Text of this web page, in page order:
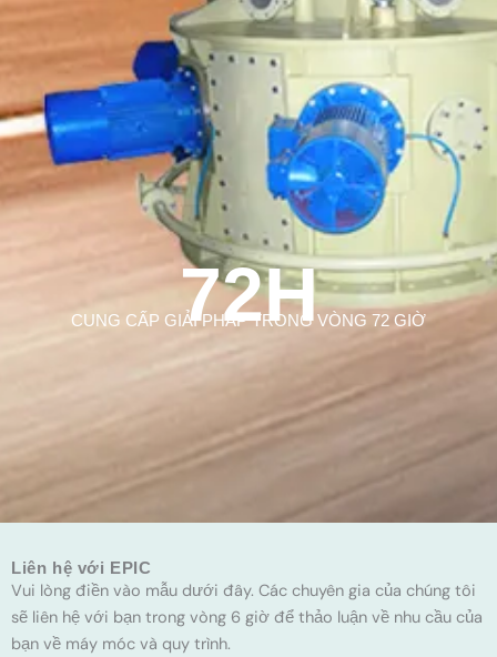
72H
CUNG CẤP GIẢI PHÁP TRONG VÒNG 72 GIỜ
Liên hệ với EPIC
Vui lòng điền vào mẫu dưới đây. Các chuyên gia của chúng tôi
sẽ liên hệ với bạn trong vòng 6 giờ để thảo luận về nhu cầu của
bạn về máy móc và quy trình.